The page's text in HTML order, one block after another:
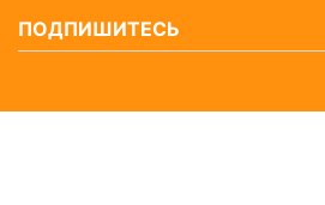
ПОДПИШИТЕСЬ